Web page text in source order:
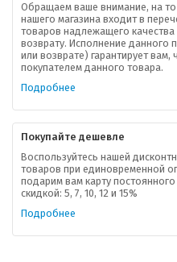
Обращаем ваше внимание, на
нашего магазина входит в
товаров надлежащего
возврату. Исполнение данного
или возврате) гарантирует
покупателем данного товара.
Подробнее
Покупайте дешевле
Воспользуйтесь нашей
товаров при единовременной
подарим вам карту
скидкой: 5, 7, 10, 12 и 15%
Подробнее
О компании
Ваша скидка
Контактная информация
В помощь покупателю
Форма обратной связи